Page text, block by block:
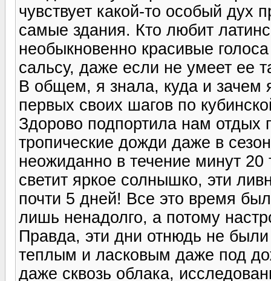
чувствует какой-то особый дух
самые здания. Кто любит
необыкновенно красивые
сальсу, даже если не умеет ее
В общем, я знала, куда и зачем
первых своих шагов по
Здорово подпортила нам отдых
тропические дожди даже в
неожиданно в течение минут 20
светит яркое солнышко, эти
почти 5 дней! Все это время
лишь ненадолго, а потому
Правда, эти дни отнюдь не
теплым и ласковым даже под
даже сквозь облака,